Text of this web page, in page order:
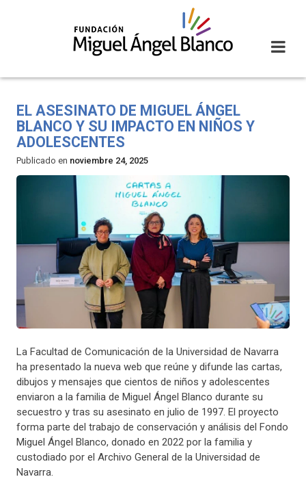
EL ASESINATO DE MIGUEL ÁNGEL
BLANCO Y SU IMPACTO EN NIÑOS Y
ADOLESCENTES
Publicado en noviembre 24, 2025
La Facultad de Comunicación de la Universidad de Navarra
ha presentado la nueva web que reúne y difunde las cartas,
dibujos y mensajes que cientos de niños y adolescentes
enviaron a la familia de Miguel Ángel Blanco durante su
secuestro y tras su asesinato en julio de 1997. El proyecto
forma parte del trabajo de conservación y análisis del Fondo
Miguel Ángel Blanco, donado en 2022 por la familia y
custodiado por el Archivo General de la Universidad de
Navarra.